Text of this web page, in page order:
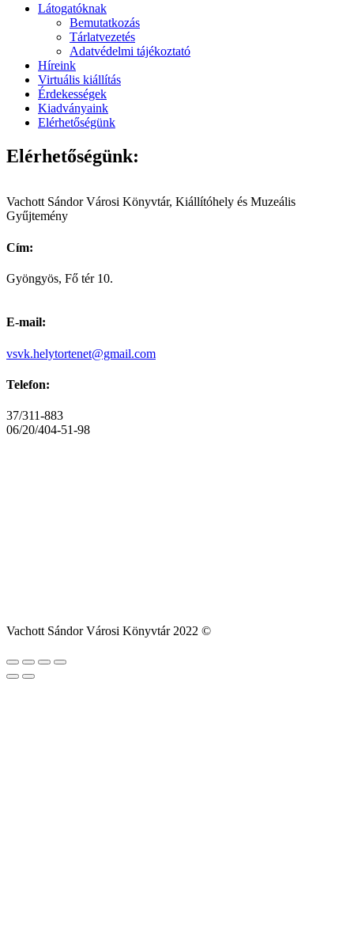
Látogatóknak
Bemutatkozás
Tárlatvezetés
Adatvédelmi tájékoztató
Híreink
Virtuális kiállítás
Érdekességek
Kiadványaink
Elérhetőségünk
Elérhetőségünk:
Vachott Sándor Városi Könyvtár, Kiállítóhely és Muzeális
Gyűjtemény
Cím:
Gyöngyös, Fő tér 10.
E-mail:
vsvk.helytortenet@gmail.com
Telefon:
37/311-883
06/20/404-51-98
Vachott Sándor Városi Könyvtár 2022 ©